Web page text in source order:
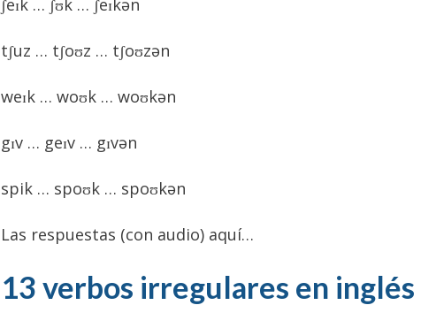
ʃeɪk … ʃʊk … ʃeɪkən
tʃuz … tʃoʊz … tʃoʊzən
weɪk … woʊk … woʊkən
gɪv … geɪv … gɪvən
spik … spoʊk … spoʊkən
Las respuestas (con audio) aquí…
13 verbos irregulares en inglés